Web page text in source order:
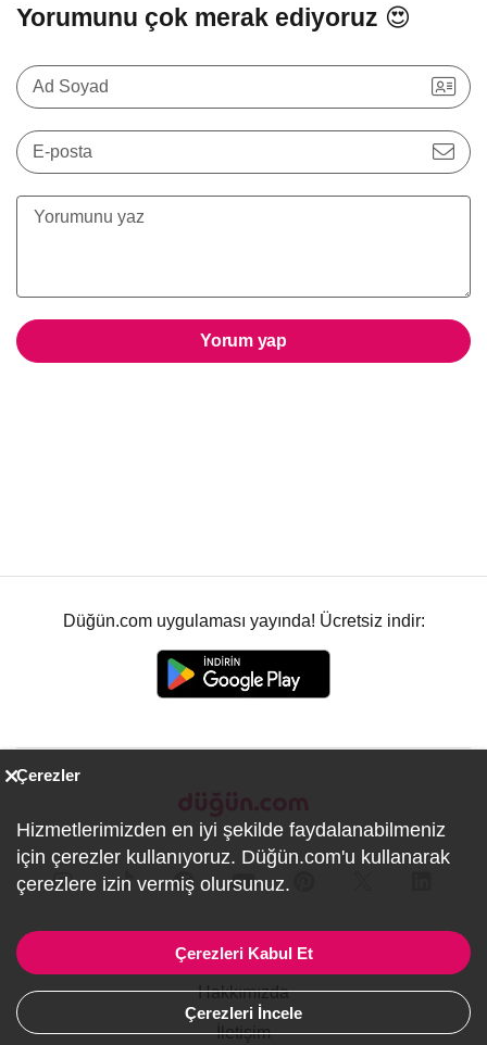
Yorumunu çok merak ediyoruz 😍
Ad Soyad
E-posta
Yorum yap
Düğün.com uygulaması yayında! Ücretsiz indir:
Firmalar İçin
Hakkımızda
İletişim
Çerezler
Hizmetlerimizden en iyi şekilde faydalanabilmeniz
için çerezler kullanıyoruz. Düğün.com'u kullanarak
çerezlere izin vermiş olursunuz.
Çerezleri Kabul Et
Çerezleri İncele